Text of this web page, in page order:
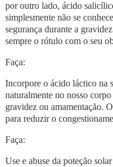
por outro lado, ácido
simplesmente não se
segurança durante a
sempre o rótulo com o seu
Faça:
Incorpore o ácido láctico na
naturalmente no nosso
gravidez ou amamentação.
para reduzir o
Faça:
Use e abuse da poteção